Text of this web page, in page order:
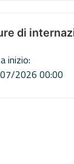
di
inizio:
2026 00:00